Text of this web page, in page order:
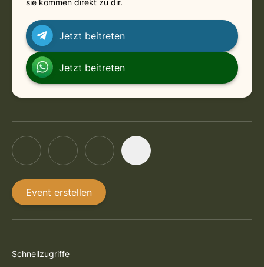
sie kommen direkt zu dir.
Jetzt beitreten
Jetzt beitreten
Event erstellen
Schnellzugriffe